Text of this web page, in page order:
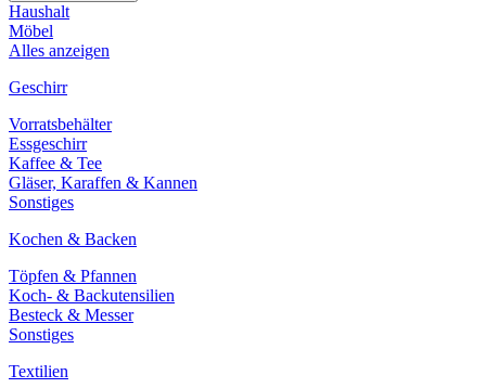
Haushalt
Möbel
Alles anzeigen
Geschirr
Vorratsbehälter
Essgeschirr
Kaffee & Tee
Gläser, Karaffen & Kannen
Sonstiges
Kochen & Backen
Töpfen & Pfannen
Koch- & Backutensilien
Besteck & Messer
Sonstiges
Textilien